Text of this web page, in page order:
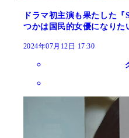
ドラマ初主演も果たした
つかは国民的女優になりた
2024年07月12日 17:30